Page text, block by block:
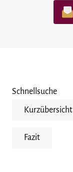
Schnellsuche
Kurzübersicht
Fazit